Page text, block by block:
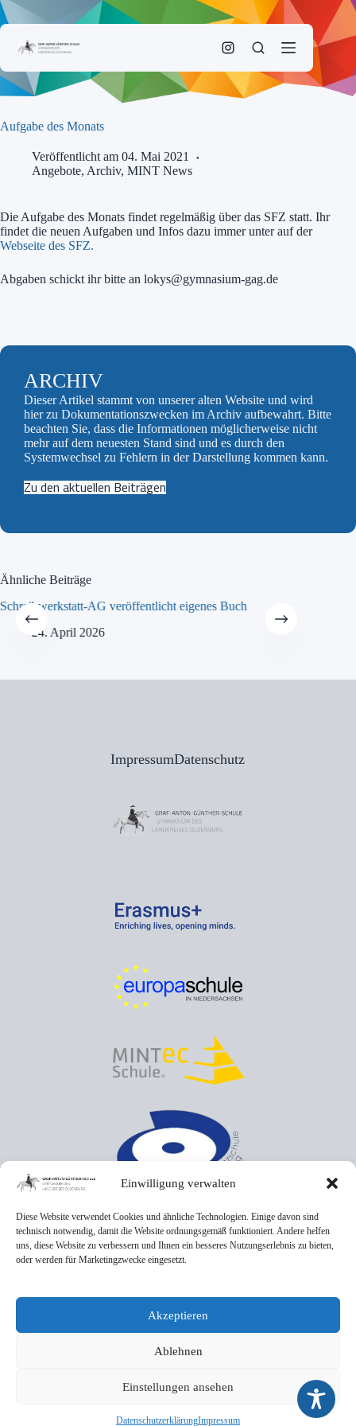
Einwilligung verwalten
Diese Website verwendet Cookies und ähnliche Technologien. Einige davon sind
technisch notwendig, damit die Website ordnungsgemäß funktioniert. Andere helfen
uns, diese Website zu verbessern und Ihnen ein besseres Nutzungserlebnis zu bieten,
oder werden für Marketingzwecke eingesetzt.
Akzeptieren
Ablehnen
Einstellungen ansehen
DatenschutzerklärungImpressum
Zum
Inhalt
Aufgabe des Monats
Veröffentlicht am 04. Mai 2021
Angebote, Archiv, MINT News
Die Aufgabe des Monats findet regelmäßig über das SFZ statt. Ihr
findet die neuen Aufgaben und Infos dazu immer unter auf der
Webseite des SFZ.
Abgaben schickt ihr bitte an lokys@gymnasium-gag.de
ARCHIV
Dieser Artikel stammt von unserer alten Website und wird
hier zu Dokumentationszwecken im Archiv aufbewahrt. Bitte
beachten Sie, dass die Informationen möglicherweise nicht
mehr auf dem neuesten Stand sind und es durch den
Systemwechsel zu Fehlern in der Darstellung kommen kann.
Zu den aktuellen Beiträgen
Ähnliche Beiträge
Schreibwerkstatt-AG veröffentlicht eigenes Buch
24. April 2026
ImpressumDatenschutz